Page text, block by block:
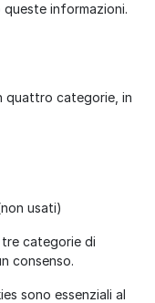
informazioni.
quattro categorie, in
usati)
tre categorie di
consenso.
sono essenziali al